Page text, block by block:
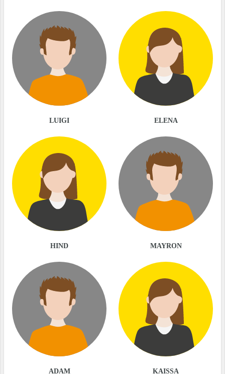
LUIGI ELENA
HIND MAYRON
ADAM KAISSA